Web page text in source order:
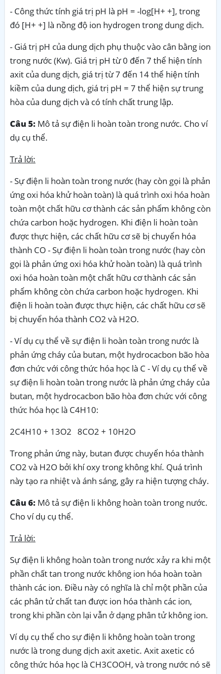
- Công thức tính giá trị pH là pH = -log[H+ +], trong
đó [H+ +] là nồng độ ion hydrogen trong dung dịch.
- Giá trị pH của dung dịch phụ thuộc vào cân bằng ion
trong nước (Kw). Giá trị pH từ 0 đến 7 thể hiện tính
axit của dung dịch, giá trị từ 7 đến 14 thể hiện tính
kiềm của dung dịch, giá trị pH = 7 thể hiện sự trung
hòa của dung dịch và có tính chất trung lập.
Câu 5: Mô tả sự điện li hoàn toàn trong nước. Cho ví
dụ cụ thể.
Trả lời:
- Sự điện li hoàn toàn trong nước (hay còn gọi là phản
ứng oxi hóa khử hoàn toàn) là quá trình oxi hóa hoàn
toàn một chất hữu cơ thành các sản phẩm không còn
chứa carbon hoặc hydrogen. Khi điện li hoàn toàn
được thực hiện, các chất hữu cơ sẽ bị chuyển hóa
thành CO - Sự điện li hoàn toàn trong nước (hay còn
gọi là phản ứng oxi hóa khử hoàn toàn) là quá trình
oxi hóa hoàn toàn một chất hữu cơ thành các sản
phẩm không còn chứa carbon hoặc hydrogen. Khi
điện li hoàn toàn được thực hiện, các chất hữu cơ sẽ
bị chuyển hóa thành CO2 và H2O.
- Ví dụ cụ thể về sự điện li hoàn toàn trong nước là
phản ứng cháy của butan, một hydrocacbon bão hòa
đơn chức với công thức hóa học là C - Ví dụ cụ thể về
sự điện li hoàn toàn trong nước là phản ứng cháy của
butan, một hydrocacbon bão hòa đơn chức với công
thức hóa học là C4H10:
2C4H10 + 13O2 8CO2 + 10H2O
Trong phản ứng này, butan được chuyển hóa thành
CO2 và H2O bởi khí oxy trong không khí. Quá trình
này tạo ra nhiệt và ánh sáng, gây ra hiện tượng cháy.
Câu 6: Mô tả sự điện li không hoàn toàn trong nước.
Cho ví dụ cụ thể.
Trả lời:
Sự điện li không hoàn toàn trong nước xảy ra khi một
phần chất tan trong nước không ion hóa hoàn toàn
thành các ion. Điều này có nghĩa là chỉ một phần của
các phân tử chất tan được ion hóa thành các ion,
trong khi phần còn lại vẫn ở dạng phân tử không ion.
Ví dụ cụ thể cho sự điện li không hoàn toàn trong
nước là trong dung dịch axit axetic. Axit axetic có
công thức hóa học là CH3COOH, và trong nước nó sẽ